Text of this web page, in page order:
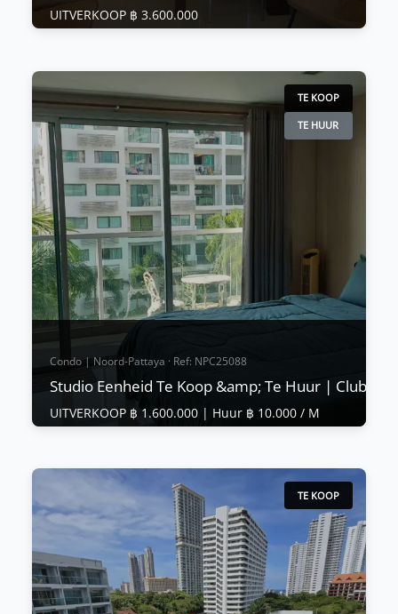
UITVERKOOP ฿ 3.600.000
2 slaapkamers Appartement Te Koop bij
Club Royal
UITVERKOOP ฿ 3.600.000
Club Royal Pattaya is een recent opgerichte
laagbouw gelegen aan het einde van Naklua soi
12, net om de hoek van het Sanctuary of Truth,
een volledig houten tempelstructuur die hoog
gewaardeerd wordt om zijn culturele erfgoed.
Club Royal biedt gasten een
Bekijk Meer
TE KOOP
TE HUUR
Condo | Noord-Pattaya · Ref: NPC25088
Studio Eenheid Te Koop &amp; Te Huur | Club
UITVERKOOP ฿ 1.600.000 | Huur ฿ 10.000 / M
Studio Eenheid Te Koop &amp; Te Huur |
Club Royal, Wongamat
UITVERKOOP ฿ 1.600.000| Huur ฿ 10.000 / M
🌴 Club Royal – Leven aan het Strand in Noord-
Pattaya 🌊 Op slechts 100 meter van Wongamat
Beach en een paar stappen van het iconische Sa
TE KOOP